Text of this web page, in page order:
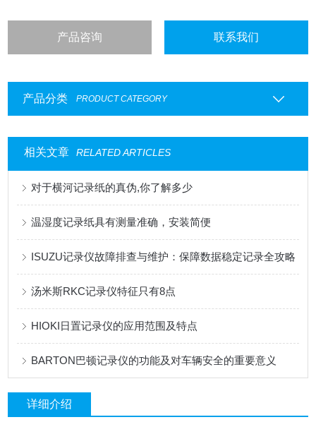
产品咨询 联系我们
产品分类 PRODUCT CATEGORY
相关文章 RELATED ARTICLES
对于横河记录纸的真伪,你了解多少
温湿度记录纸具有测量准确，安装简便
ISUZU记录仪故障排查与维护：保障数据稳定记录全攻略
汤米斯RKC记录仪特征只有8点
HIOKI日置记录仪的应用范围及特点
BARTON巴顿记录仪的功能及对车辆安全的重要意义
详细介绍